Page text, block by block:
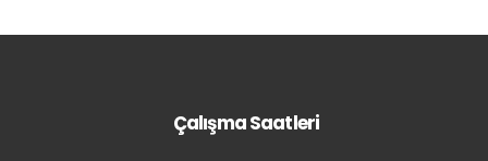
Çalışma Saatleri